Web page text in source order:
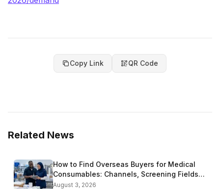
Copy Link QR Code
Related News
How to Find Overseas Buyers for Medical
Consumables: Channels, Screening Fields
and Templates
August 3, 2026